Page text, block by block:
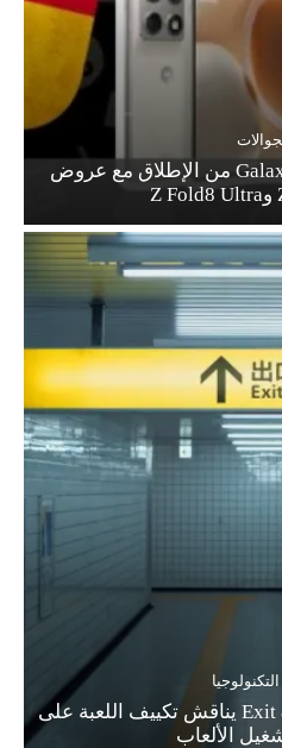
خصومات على Galaxy Z Flip8 من الإطلاق مع عروض
مخرج Exit 8 Genki Kawamura يناقش تكييف اللعبة على
الألعاب